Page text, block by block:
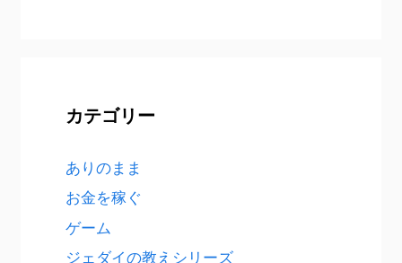
カテゴリー
ありのまま
お金を稼ぐ
ゲーム
ジェダイの教えシリーズ